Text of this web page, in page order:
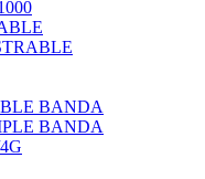
BANDA
BANDA